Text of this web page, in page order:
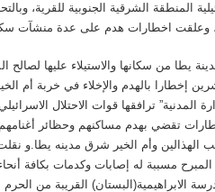
المنطقة الشرقية الجنوبية للقرية،
وعلقت اخطارات هدم على عدة منشآت
يطا من سكانها والاستيلاء عليها لصالح
إخطارا بالهدم والإخلاء في خربة أم
ترافقها قوات الاحتلال
وشعيب الهذالين، إخطارات تقضي بهدم مساكنهم وحظائر
وأم الخير شرق مدينه يطا.و
مسببة له إصابات وكدمات بكافة
الابراهيمية(البستان) القريبة من الحرم